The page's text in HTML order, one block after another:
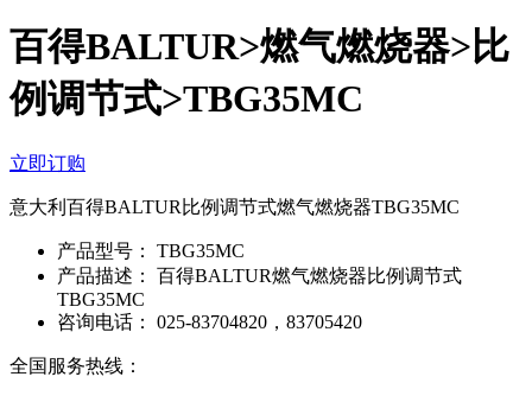
百得BALTUR>燃气燃烧器>比
例调节式>TBG35MC
立即订购
意大利百得BALTUR比例调节式燃气燃烧器TBG35MC
产品型号：
TBG35MC
产品描述：
百得BALTUR燃气燃烧器比例调节式
TBG35MC
咨询电话：
025-83704820，83705420
全国服务热线：